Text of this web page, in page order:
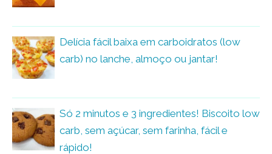
Delícia fácil baixa em carboidratos (low
carb) no lanche, almoço ou jantar!
Só 2 minutos e 3 ingredientes! Biscoito low
carb, sem açúcar, sem farinha, fácil e
rápido!